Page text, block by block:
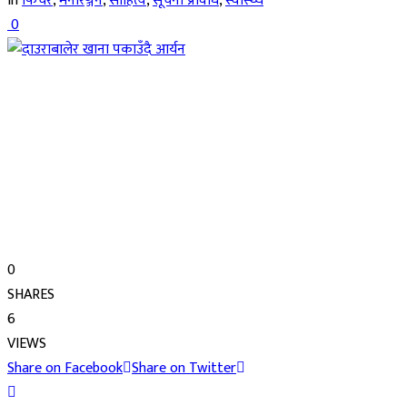
0
0
SHARES
6
VIEWS
Share on Facebook Share on Twitter